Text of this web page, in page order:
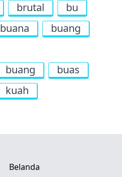
brutal
bu
buana
buang
buang
buas
kuah
Belanda